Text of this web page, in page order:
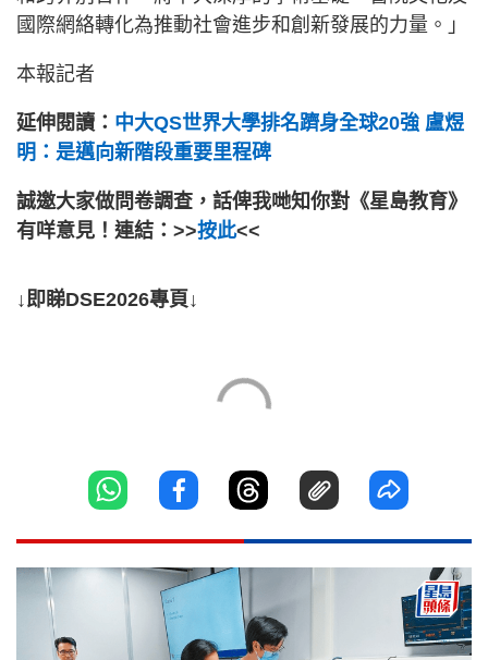
國際網絡轉化為推動社會進步和創新發展的力量。」
本報記者
延伸閱讀： 中大QS世界大學排名躋身全球20強 盧煜
明：是邁向新階段重要里程碑
誠邀大家做問卷調查，話俾我哋知你對《星島教育》
有咩意見！連結：>>按此<<
↓即睇DSE2026專頁↓